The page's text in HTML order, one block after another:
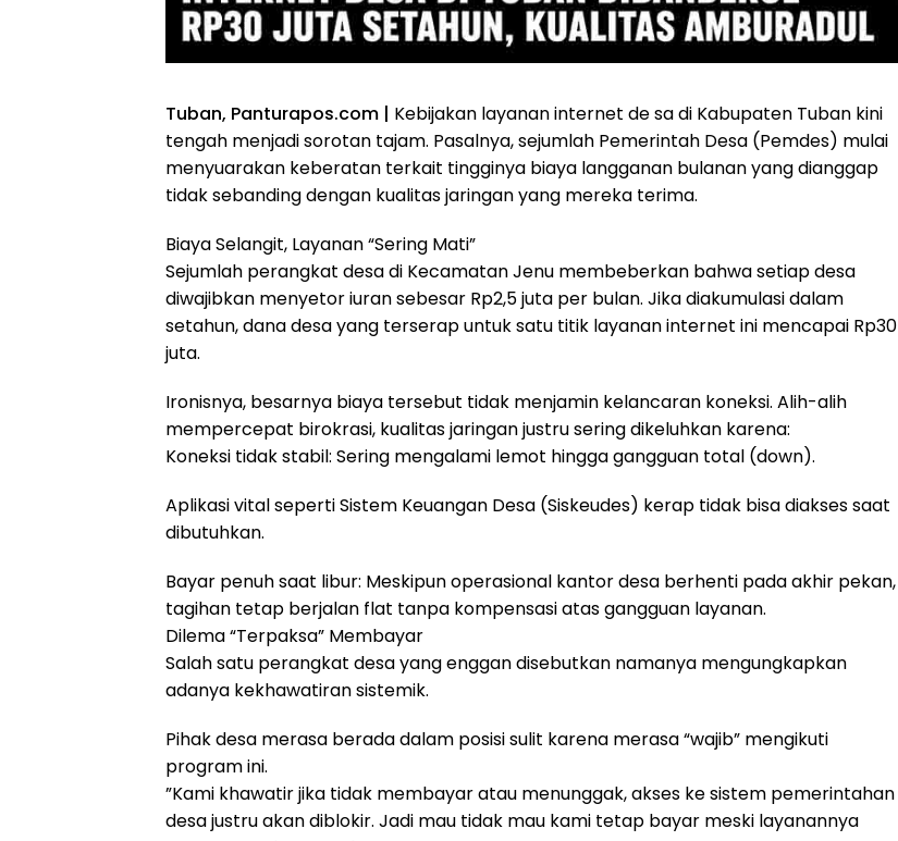
​Tuban, Panturapos.com | Kebijakan layanan internet de sa di Kabupaten Tuban kini
tengah menjadi sorotan tajam. Pasalnya, sejumlah Pemerintah Desa (Pemdes) mulai
menyuarakan keberatan terkait tingginya biaya langganan bulanan yang dianggap
tidak sebanding dengan kualitas jaringan yang mereka terima.
​Biaya Selangit, Layanan “Sering Mati”
​Sejumlah perangkat desa di Kecamatan Jenu membeberkan bahwa setiap desa
diwajibkan menyetor iuran sebesar Rp2,5 juta per bulan. Jika diakumulasi dalam
setahun, dana desa yang terserap untuk satu titik layanan internet ini mencapai Rp30
juta.
​Ironisnya, besarnya biaya tersebut tidak menjamin kelancaran koneksi. Alih-alih
mempercepat birokrasi, kualitas jaringan justru sering dikeluhkan karena:
​Koneksi tidak stabil: Sering mengalami lemot hingga gangguan total (down).
Aplikasi vital seperti Sistem Keuangan Desa (Siskeudes) kerap tidak bisa diakses saat
dibutuhkan.
​Bayar penuh saat libur: Meskipun operasional kantor desa berhenti pada akhir pekan,
tagihan tetap berjalan flat tanpa kompensasi atas gangguan layanan.
​Dilema “Terpaksa” Membayar
​Salah satu perangkat desa yang enggan disebutkan namanya mengungkapkan
adanya kekhawatiran sistemik.
Pihak desa merasa berada dalam posisi sulit karena merasa “wajib” mengikuti
program ini.
​”Kami khawatir jika tidak membayar atau menunggak, akses ke sistem pemerintahan
desa justru akan diblokir. Jadi mau tidak mau kami tetap bayar meski layanannya